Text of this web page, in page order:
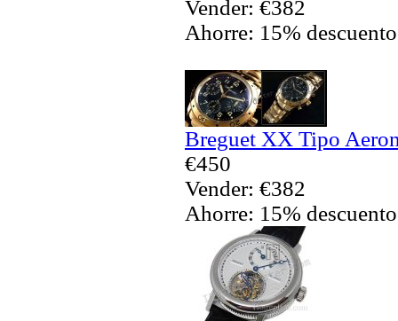
Vender: €382
Ahorre: 15% descuento
Breguet XX Tipo
€450
Vender: €382
Ahorre: 15% descuento